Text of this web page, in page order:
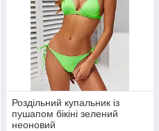
Роздільний купальник із
пушапом бікіні зелений
неоновий